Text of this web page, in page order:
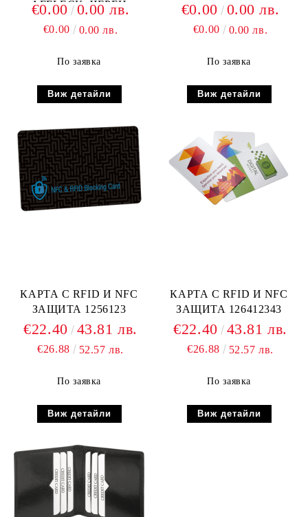
AFFLECK, ЧЕРЕН
€0.00 0.00 лв.
€0.00 0.00 лв.
По заявка
Виж детайли
€0.00 0.00 лв.
€0.00 0.00 лв.
По заявка
Виж детайли
КАРТА С RFID И NFC
ЗАЩИТА 1256123
€22.40 43.81 лв.
€26.88 52.57 лв.
По заявка
Виж детайли
КАРТА С RFID И NFC
ЗАЩИТА 126412343
€22.40 43.81 лв.
€26.88 52.57 лв.
По заявка
Виж детайли